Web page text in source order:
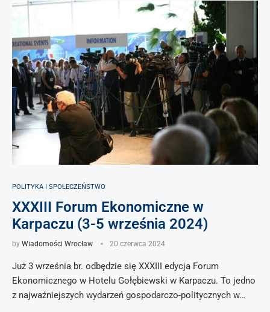
POLITYKA I SPOŁECZEŃSTWO
XXXIII Forum Ekonomiczne w
Karpaczu (3-5 września 2024)
by Wiadomości Wrocław 20 czerwca 2024
Już 3 września br. odbędzie się XXXIII edycja Forum
Ekonomicznego w Hotelu Gołębiewski w Karpaczu. To jedno
z najważniejszych wydarzeń gospodarczo-politycznych w…